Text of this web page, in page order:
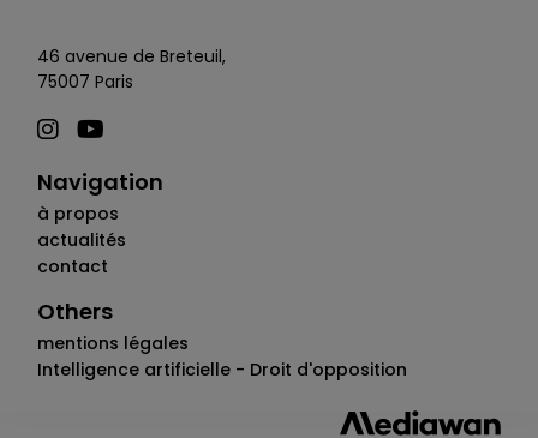
46 avenue de Breteuil,
75007 Paris
Navigation
à propos
actualités
contact
Others
mentions légales
Intelligence artificielle - Droit d'opposition